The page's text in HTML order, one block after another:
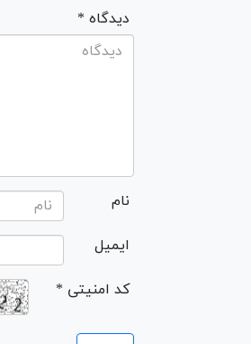
* دیدگاه
نام
ایمیل
* کد امنیتی